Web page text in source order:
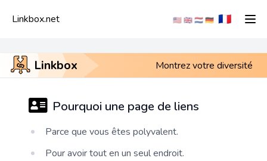
Linkbox.net 🇺🇸🇬🇧🇳🇱🇩🇪 🇫🇷
Linkbox Montrez votre diversité
Pourquoi une page de liens
Parce que vous êtes polyvalent.
Pour avoir tout en un seul endroit.